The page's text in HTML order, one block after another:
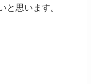
と思います。